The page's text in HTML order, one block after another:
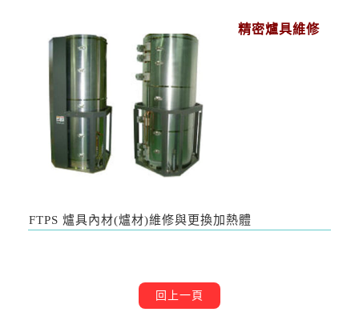
精密爐具維修
FTPS 爐具內材(爐材)維修與更換加熱體